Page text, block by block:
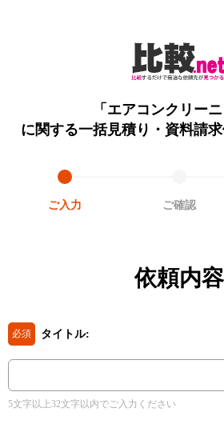
「エアコンクリーニ
に関する一括見積り・資料請求
ご入力 ご確認
依頼内容
必須 タイトル:
5文字以上32文字以内でご入力ください